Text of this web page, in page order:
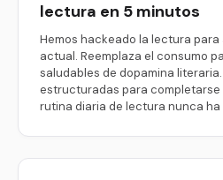
lectura en 5 minutos
Hemos hackeado la lectura
actual. Reemplaza el consumo
saludables de dopamina
estructuradas para
rutina diaria de lectura nunca